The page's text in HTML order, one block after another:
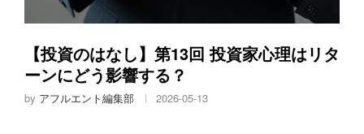
【投資のはなし】第13回 投資家心理はリタ
ーンにどう影響する？
by アフルエント編集部 2026-05-13